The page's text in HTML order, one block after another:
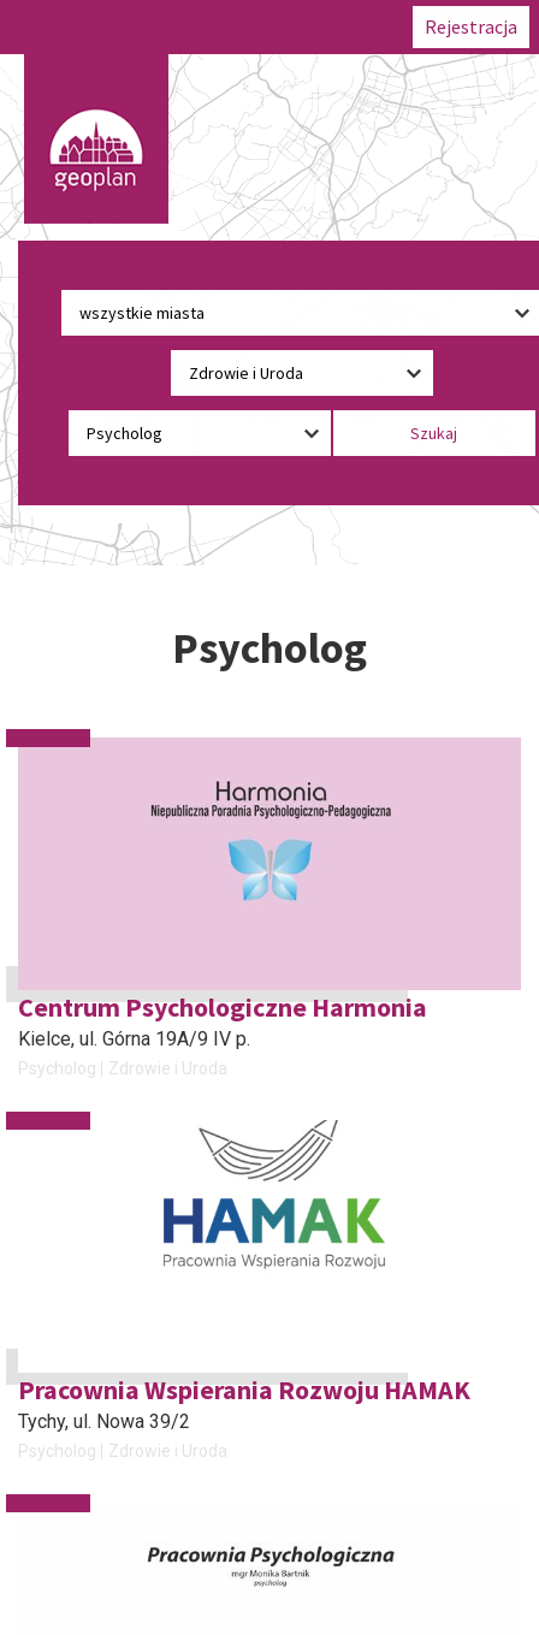
Rejestracja
Psycholog
Centrum Psychologiczne Harmonia
Kielce, ul. Górna 19A/9 IV p.
Psycholog Zdrowie i Uroda
Pracownia Wspierania Rozwoju HAMAK
Tychy, ul. Nowa 39/2
Psycholog Zdrowie i Uroda